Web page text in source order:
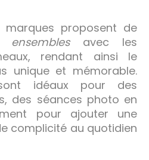
marques proposent de
ensemblesavec les
rendant ainsi le
unique et mémorable.
idéaux pour des
des séances photo en
pour ajouter une
complicité au quotidien